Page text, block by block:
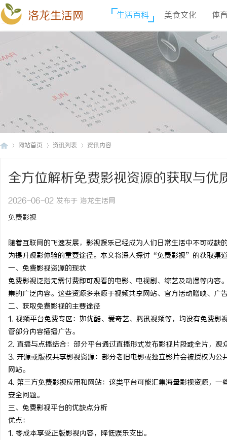
洛龙生活网 生活百科 美食文化 体
网站首页 资讯列表 资讯内容
全方位解析免费影视资源的获取与优
2026-06-02 发布于 洛龙生活网
免费影视
随着互联网的飞速发展，影视娱乐已经成为人们日常生活中不可或
为提升观影体验的重要途径。本文将深入探讨“免费影视”的获取渠
一、免费影视资源的现状
免费影视泛指无需付费即可观看的电影、电视剧、综艺及动漫等内
集的广泛内容。这些资源多来源于视频共享网站、官方活动赠映、广
二、获取免费影视的主要途径
1. 视频平台免费专区：如优酷、爱奇艺、腾讯视频等，均设有免费
管部分内容插播广告。
2. 直播与点播结合：部分平台通过直播形式发布影视片段或全片，观
3. 开源或版权共享影视资源：部分老旧电影或独立影片会被授权为
网站。
4. 第三方免费影视应用和网站：这类平台可能汇集海量影视资源，
安全问题。
三、免费影视平台的优缺点分析
优点：
1. 零成本享受正版影视内容，降低娱乐支出。